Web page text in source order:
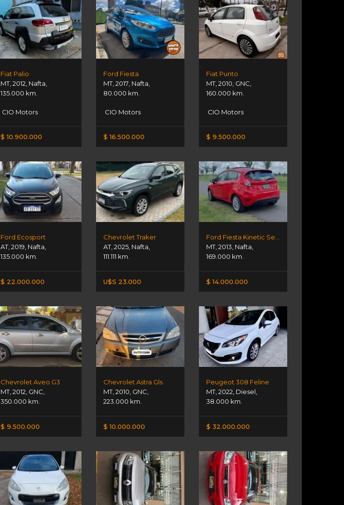
Fiat Palio
MT,2012, Nafta,
135.000 km.
CIO Motors
$ 10.900.000
Ford Fiesta
MT,2017, Nafta,
80.000 km.
CIO Motors
$ 16.500.000
Fiat Punto
MT,2010, GNC,
160.000 km.
CIO Motors
$ 9.500.000
Ford Ecosport
AT,2019, Nafta,
135.000 km.
$ 22.000.000
Chevrolet Traker
AT,2025, Nafta,
111.111 km.
U$S 23.000
Ford Fiesta Kinetic Se Plus
MT,2013, Nafta,
169.000 km.
$ 14.000.000
Chevrolet Aveo G3
MT,2012, GNC,
350.000 km.
$ 9.500.000
Chevrolet Astra Gls
MT,2010, GNC,
223.000 km.
$ 10.000.000
Peugeot 308 Feline
MT,2022, Diesel,
38.000 km.
$ 32.000.000